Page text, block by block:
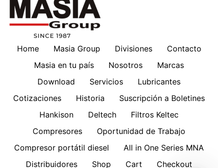
Home Masia Group Divisiones
Contacto
Masia en tu país
Nosotros
Marcas
Download
Servicios
Lubricantes
Cotizaciones
Historia
Suscripción a Boletines
Hankison
Deltech
Filtros Keltec
Compresores
Oportunidad de Trabajo
Compresor portátil diesel
All in One Series MNA
Distribuidores
Shop Cart Checkout